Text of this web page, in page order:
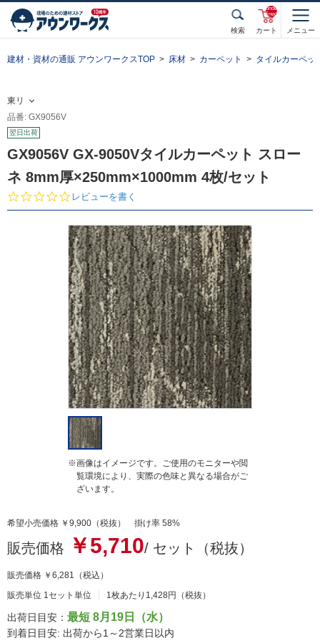
検索 カート
unde
fined
メニュー
建材・資材の通販 アウンワークスTOP 床材 カーペット タイルカーペッ
東リ
品番: GX9056V
翌日出荷
GX9056V GX-9050Vタイルカーペット スロー
ネ 8mm厚×250mm×1000mm 4枚/セット
0.
0
t
a
r
r
a
t
i
n
g
レビューを書く
※画像はイメージです。ご使用のモニターや閲
覧環境により、実際の色味と異なる場合がご
ざいます。
希望小売価格 ￥9,900（税抜） 掛け率 58%
販売価格 ￥5,710/ セット（税抜）
販売価格 ￥6,281 （税込）
販売単位 1セット単位
1枚あたり1,428円（税抜）
出荷日目安： 最短 8月19日（水）
到着日目安: 出荷から1～2営業日以内